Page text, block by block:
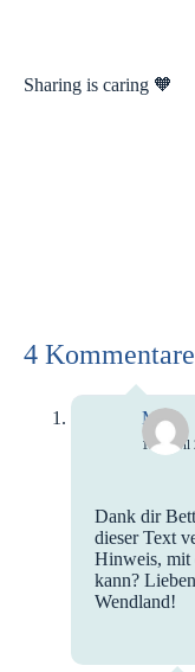
Sharing is caring 🧡
4 Kommentare
Mia
19. April
Dank dir
dieser Text
Hinweis, mit
kann?
Wendland!